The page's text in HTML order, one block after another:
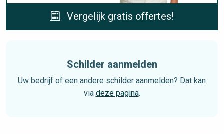
Vergelijk gratis offertes!
Schilder aanmelden
Uw bedrijf of een andere schilder aanmelden? Dat kan
via deze pagina.